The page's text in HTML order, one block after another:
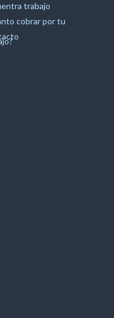
trabajo
cobrar por tu